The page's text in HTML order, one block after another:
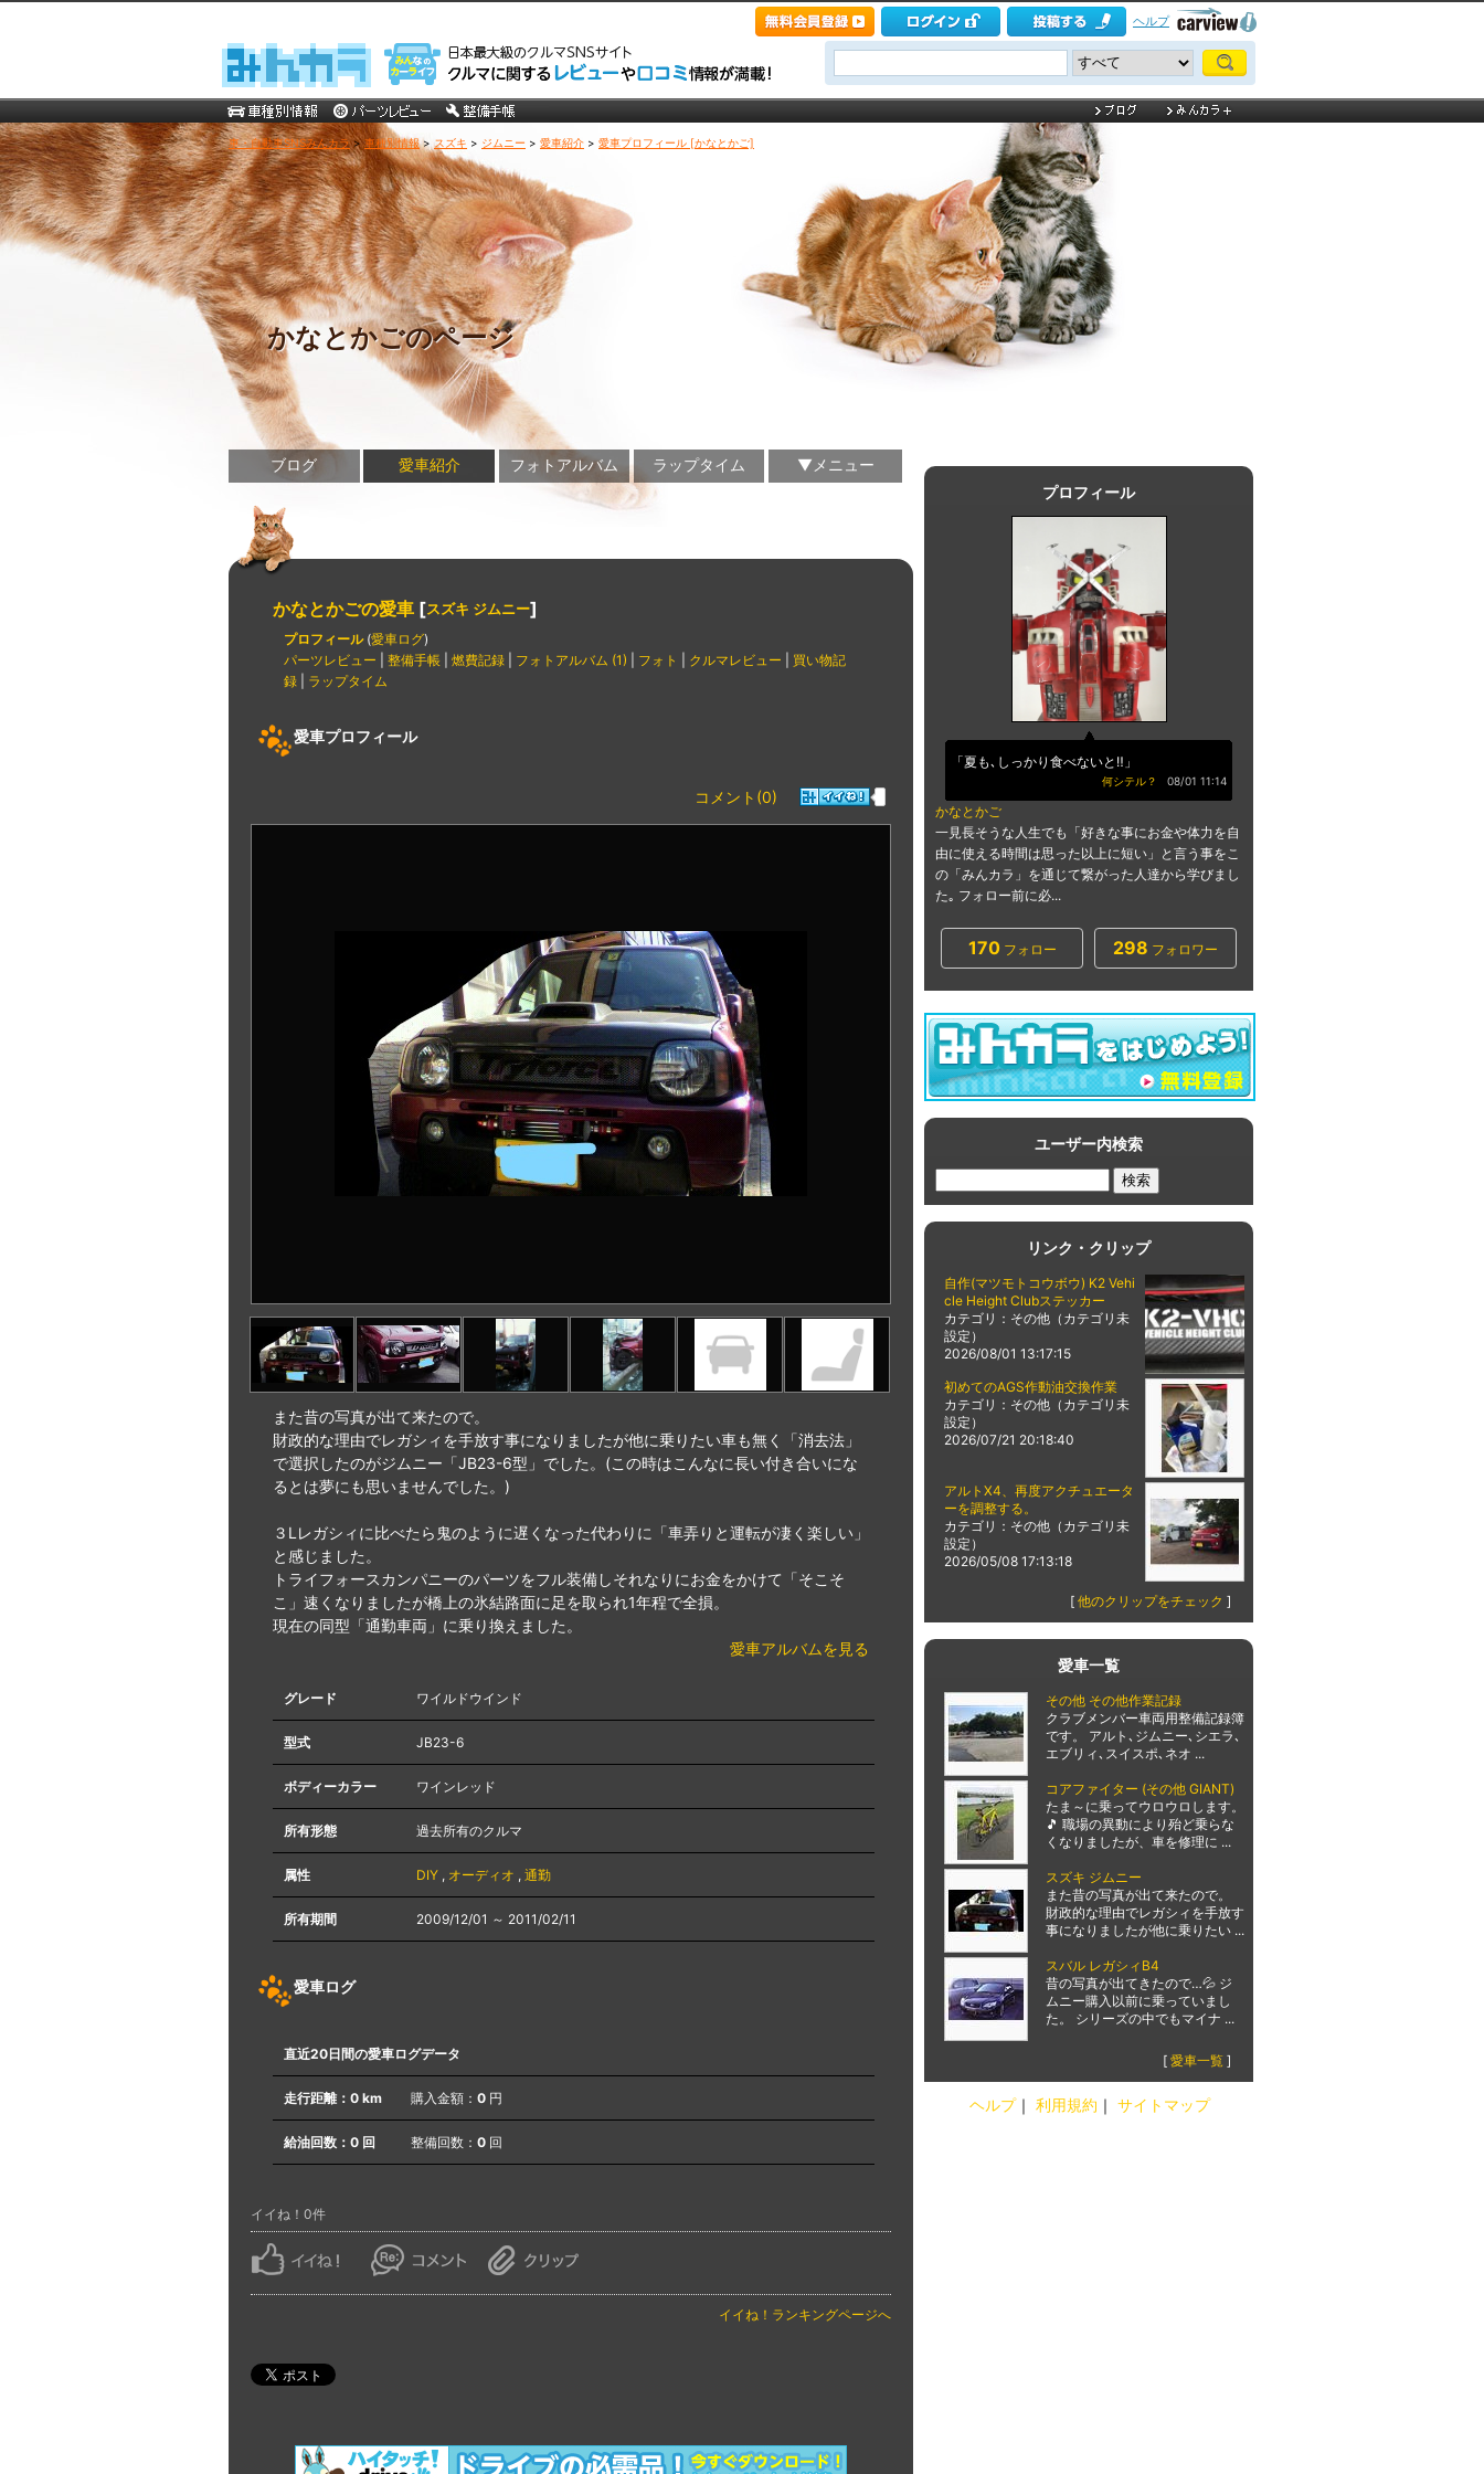
ヘルプ
車・自動車SNSみんカラ>車種別情報> スズキ > ジムニー > 愛車紹介 > 愛車プロフィール [かなとかご]
かなとかごのページ
ブログ 愛車紹介 フォトアルバム ラップタイム ▼メニュー
かなとかごの愛車 [スズキ ジムニー]
プロフィール(愛車ログ)
パーツレビュー
整備手帳 燃費記録 フォトアルバム (1) フォト クルマレビュー
買い物記
録
ラップタイム
愛車プロフィール
コメント(0)
また昔の写真が出て来たので。
財政的な理由でレガシィを手放す事になりましたが他に乗りたい車も無く「消去法」
で選択したのがジムニー「JB23-6型」でした。(この時はこんなに長い付き合いにな
るとは夢にも思いませんでした。)
３Lレガシィに比べたら鬼のように遅くなった代わりに「車弄りと運転が凄く楽しい」
と感じました。
トライフォースカンパニーのパーツをフル装備しそれなりにお金をかけて「そこそ
こ」速くなりましたが橋上の氷結路面に足を取られ1年程で全損。
現在の同型「通勤車両」に乗り換えました。
愛車アルバムを見る
グレード ワイルドウインド
型式 JB23-6
ボディーカラー ワインレッド
所有形態 過去所有のクルマ
属性 DIY , オーディオ , 通勤
所有期間 2009/12/01 ～ 2011/02/11
愛車ログ
直近20日間の愛車ログデータ
走行距離： 0 km 購入金額： 0 円
給油回数： 0 回 整備回数： 0 回
イイね！0件
イイね！ランキングページへ
プロフィール
「夏も､しっかり食べないと‼︎」
何シテル？ 08/01 11:14
かなとかご
一見長そうな人生でも「好きな事にお金や体力を自
由に使える時間は思った以上に短い」と言う事をこ
の「みんカラ」を通じて繋がった人達から学びまし
た｡ フォロー前に必...
170フォロー 298 フォロワー
ユーザー内検索
リンク・クリップ
自作(マツモトコウボウ) K2 Vehi
cle Height Clubステッカー
カテゴリ：その他（カテゴリ未
設定）
2026/08/01 13:17:15
初めてのAGS作動油交換作業
カテゴリ：その他（カテゴリ未
設定）
2026/07/21 20:18:40
アルトX4、再度アクチュエータ
ーを調整する。
カテゴリ：その他（カテゴリ未
設定）
2026/05/08 17:13:18
[ 他のクリップをチェック ]
愛車一覧
その他 その他作業記録
クラブメンバー車両用整備記録簿
です。 アルト､ジムニー､シエラ､
エブリィ､スイスポ､ネオ ...
コアファイター (その他 GIANT)
たま～に乗ってウロウロします。
🎵 職場の異動により殆ど乗らな
くなりましたが、車を修理に ...
スズキ ジムニー
また昔の写真が出て来たので。
財政的な理由でレガシィを手放す
事になりましたが他に乗りたい ...
スバル レガシィB4
昔の写真が出てきたので…💦 ジ
ムニー購入以前に乗っていまし
た。 シリーズの中でもマイナ ...
[ 愛車一覧 ]
ヘルプ｜ 利用規約 ｜ サイトマップ